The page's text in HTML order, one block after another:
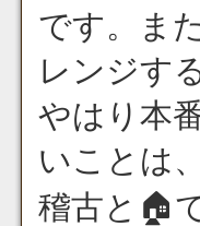
です。ま
レンジす
やはり本
いことは
稽古と🏠